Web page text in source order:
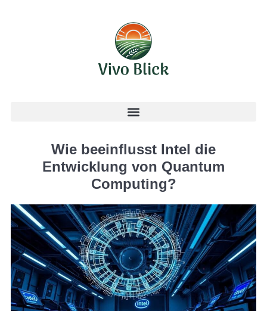
Wie beeinflusst Intel die
Entwicklung von Quantum
Computing?